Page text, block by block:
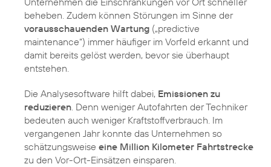
beheben. Zudem können Störungen im Sinne der
vorausschauenden Wartung („predictive
maintenance“) immer häufiger im Vorfeld erkannt und
damit bereits gelöst werden, bevor sie überhaupt
entstehen.
Die Analysesoftware hilft dabei, Emissionen zu
reduzieren. Denn weniger Autofahrten der Techniker
bedeuten auch weniger Kraftstoffverbrauch. Im
vergangenen Jahr konnte das Unternehmen so
schätzungsweise eine Million Kilometer Fahrtstrecke
zu den Vor-Ort-Einsätzen einsparen.